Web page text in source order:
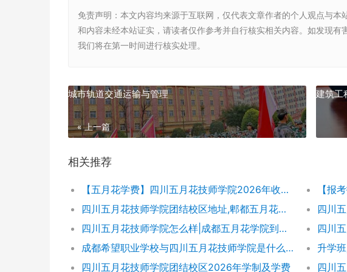
免责声明 ：本文内容均来源于互联网，仅代表文章作者的个人观点与
和内容未经本站证实，请读者仅作参考并自行核实相关内容。如发现
我们将在第一时间进行核实处理。
城市轨道交通运输与管理
« 上一篇
建筑工
相关推荐
【五月花学费】四川五月花技师学院2026年收费标准及招生专业
四川五月花技师学院团结校区地址,郫都五月花校园环境好不好
四川五月花技师学院怎么样|成都五月花学院到底好不好
成都希望职业学校与四川五月花技师学院是什么关系
四川五月花技师学院团结校区2026年学制及学费